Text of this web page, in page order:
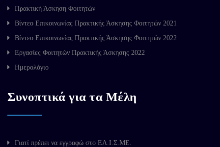
Πρακτική Άσκηση Φοιτητών
Βίντεο Επικοινωνίας Πρακτικής Άσκησης Φοιτητών 2021
Βίντεο Επικοινωνίας Πρακτικής Άσκησης Φοιτητών 2022
Εργασίες Φοιτητών Πρακτικής Άσκησης 2022
Ημερολόγιο
Συνοπτικά για τα Μέλη
Γιατί πρέπει να εγγραφώ στο ΕΛ.Ι.Σ.ΜΕ.